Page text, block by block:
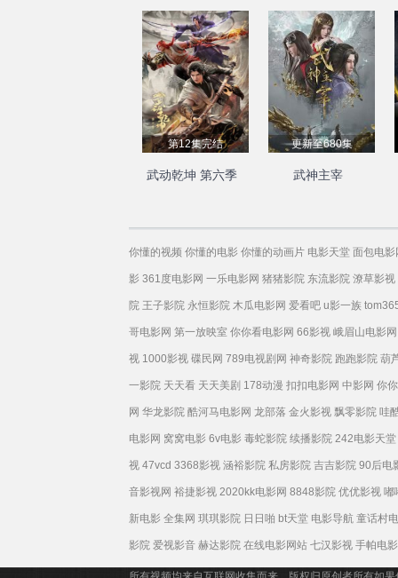
第12集完结
武动乾坤 第六季
更新至680集
武神主宰
你懂的视频 你懂的电影 你懂的动画片 电影天堂 面包电影
影 361度电影网 一乐电影网 猪猪影院 东流影院 潦草影视
院 王子影院 永恒影院 木瓜电影网 爱看吧 u影一族
哥电影网 第一放映室 你你看电影网 66影视 峨眉山电影网
视 1000影视 碟民网 789电视剧网 神奇影院 跑跑影院 葫
一影院 天天看 天天美剧 178动漫 扣扣电影网 中影网 你
网 华龙影院 酷河马电影网 龙部落 金火影视 飘零影院 哇
电影网 窝窝电影 6v电影 毒蛇影院 续播影院 242电影天堂
视 47vcd 3368影视 涵裕影院 私房影院 吉吉影院 90后电
音影视网 裕捷影视 2020kk电影网 8848影院 优优影视 嘟
新电影 全集网 琪琪影院 日日啪 bt天堂 电影导航 童话村
影院 爱视影音 赫达影院 在线电影网站 七汉影视 手帕电